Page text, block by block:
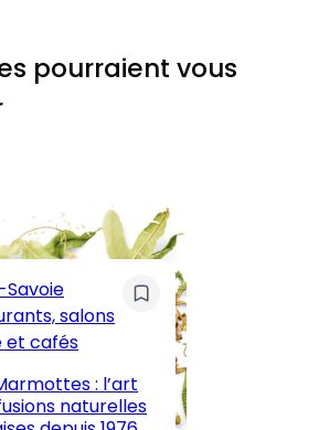
pourraient vous
salons
et cafés
: l’art
naturelles